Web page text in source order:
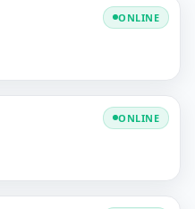
ONLINE
ONLINE